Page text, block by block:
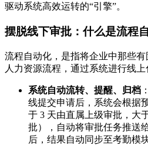
驱动系统高效运转的“引擎”。
摆脱线下审批：什么是流程
流程自动化，是指将企业中那些
人力资源流程，通过系统进行线上
系统自动流转、提醒、归档
线提交申请后，系统会根据
于 3 天由直属上级审批，大
批），自动将审批任务推送
后，结果自动同步至考勤模